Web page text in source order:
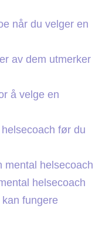
når du velger en
av dem utmerker
å velge en
før du
mental helsecoach
helsecoach
fungere